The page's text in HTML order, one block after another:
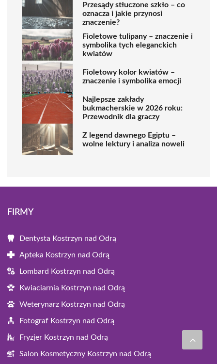
Przesądy stłuczone szkło – co
oznacza i jakie przynosi
znaczenie?
Fioletowe tulipany – znaczenie i
symbolika tych eleganckich
kwiatów
Fioletowy kolor kwiatów –
znaczenie i symbolika emocji
Najlepsze zakłady
bukmacherskie w 2026 roku:
Przewodnik dla graczy
Z legend dawnego Egiptu –
wolne lektury i analiza noweli
FIRMY
Dentysta Kostrzyn nad Odrą
Apteka Kostrzyn nad Odrą
Lombard Kostrzyn nad Odrą
Kwiaciarnia Kostrzyn nad Odrą
Weterynarz Kostrzyn nad Odrą
Fotograf Kostrzyn nad Odrą
Fryzjer Kostrzyn nad Odrą
Salon Kosmetyczny Kostrzyn nad Odrą